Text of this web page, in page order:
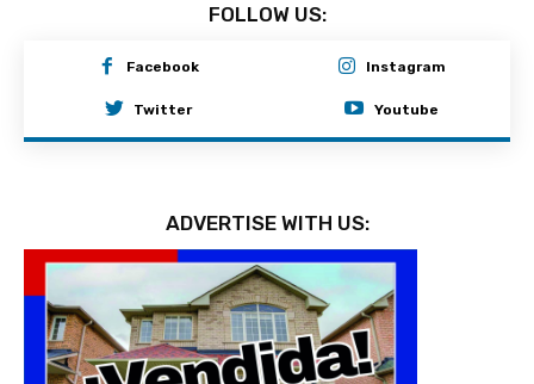
FOLLOW US:
Facebook Instagram
Twitter Youtube
ADVERTISE WITH US: